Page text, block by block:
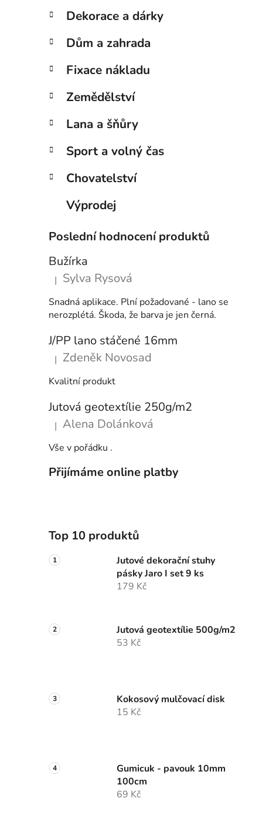
Dekorace a dárky
Dům a zahrada
Fixace nákladu
Zemědělství
Lana a šňůry
Sport a volný čas
Chovatelství
Výprodej
Poslední hodnocení produktů
Bužírka
Hodnocení produktu je 5 z 5 hvězdiček.
| Sylva Rysová
Snadná aplikace. Plní požadované - lano se
nerozplétá. Škoda, že barva je jen černá.
J/PP lano stáčené 16mm
Hodnocení produktu je 5 z 5 hvězdiček.
| Zdeněk Novosad
Kvalitní produkt
Jutová geotextílie 250g/m2
Hodnocení produktu je 5 z 5 hvězdiček.
| Alena Dolánková
Vše v pořádku .
Přijímáme online platby
Top 10 produktů
Jutové dekorační stuhy
pásky Jaro I set 9 ks
179 Kč
Jutová geotextílie 500g/m2
53 Kč
Kokosový mulčovací disk
15 Kč
Gumicuk - pavouk 10mm
100cm
69 Kč